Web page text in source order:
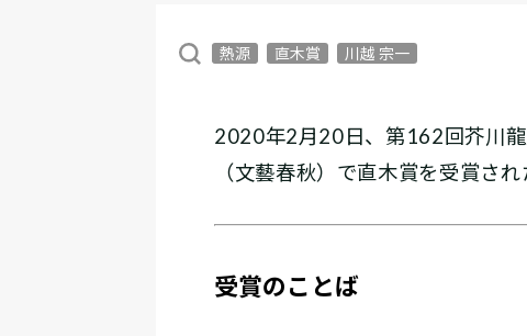
熱源 直木賞 川越 宗一
2020年2月20日、第162回芥川龍
（文藝春秋）で直木賞を受賞さ
受賞のことば